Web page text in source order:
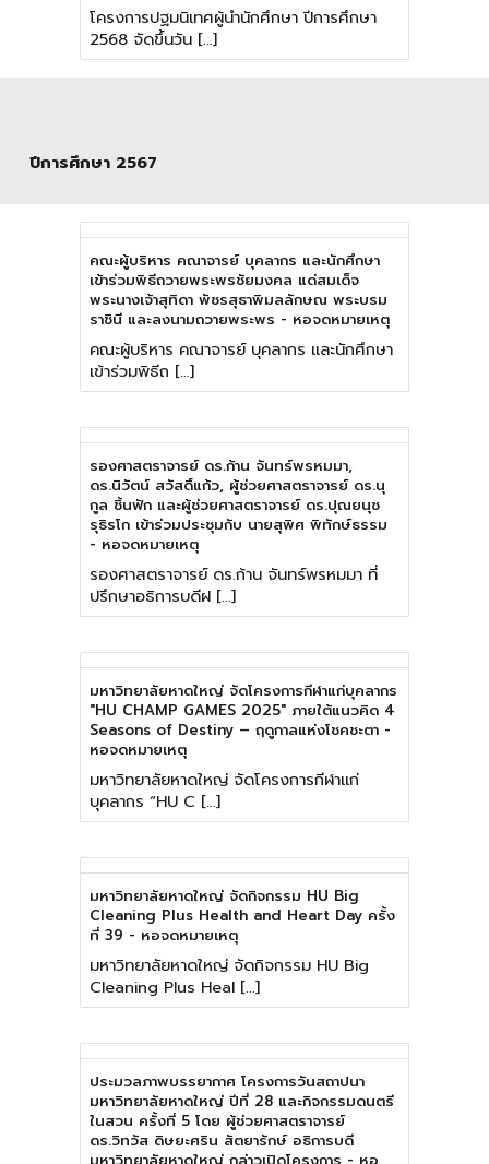
โครงการปฐมนิเทศผู้นำนักศึกษา ปีการศึกษา
2568 จัดขึ้นวัน […]
ปีการศึกษา 2567
คณะผู้บริหาร คณาจารย์ บุคลากร และนักศึกษา
เข้าร่วมพิธีถวายพระพรชัยมงคล แด่สมเด็จ
พระนางเจ้าสุทิดา พัชรสุธาพิมลลักษณ พระบรม
ราชินี และลงนามถวายพระพร - หอจดหมายเหตุ
คณะผู้บริหาร คณาจารย์ บุคลากร และนักศึกษา
เข้าร่วมพิธีถ […]
รองศาสตราจารย์ ดร.ก้าน จันทร์พรหมมา,
ดร.นิวัตน์ สวัสดิ์แก้ว, ผู้ช่วยศาสตราจารย์ ดร.นุ
กูล ชิ้นฟัก และผู้ช่วยศาสตราจารย์ ดร.ปุณยนุช
รุธิรโก เข้าร่วมประชุมกับ นายสุพิศ พิทักษ์ธรรม
- หอจดหมายเหตุ
รองศาสตราจารย์ ดร.ก้าน จันทร์พรหมมา ที่
ปรึกษาอธิการบดีฝ […]
มหาวิทยาลัยหาดใหญ่ จัดโครงการกีฬาแก่บุคลากร
"HU CHAMP GAMES 2025" ภายใต้แนวคิด 4
Seasons of Destiny – ฤดูกาลแห่งโชคชะตา -
หอจดหมายเหตุ
มหาวิทยาลัยหาดใหญ่ จัดโครงการกีฬาแก่
บุคลากร “HU C […]
มหาวิทยาลัยหาดใหญ่ จัดกิจกรรม HU Big
Cleaning Plus Health and Heart Day ครั้ง
ที่ 39 - หอจดหมายเหตุ
มหาวิทยาลัยหาดใหญ่ จัดกิจกรรม HU Big
Cleaning Plus Heal […]
ประมวลภาพบรรยากาศ โครงการวันสถาปนา
มหาวิทยาลัยหาดใหญ่ ปีที่ 28 และกิจกรรมดนตรี
ในสวน ครั้งที่ 5 โดย ผู้ช่วยศาสตราจารย์
ดร.วิทวัส ดิษยะศริน สัตยารักษ์ อธิการบดี